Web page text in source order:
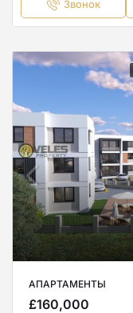
Звонок
АПАРТАМЕНТЫ
£160,000